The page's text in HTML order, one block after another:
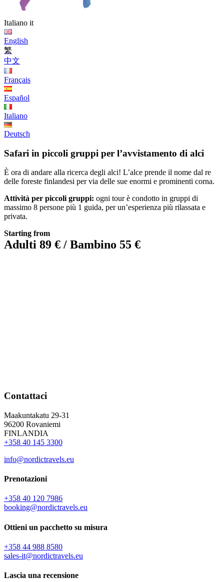
Italiano it
English
繁
中文
Français
Español
Italiano
Deutsch
Safari in piccoli gruppi per l’avvistamento di alci
È ora di andare alla ricerca degli alci! L’alce prende il nome dal re
delle foreste finlandesi per via delle sue enormi e prominenti corna.
Attività per piccoli gruppi: ogni tour è condotto in gruppi di
massimo 8 persone più 1 guida, per un’esperienza più rilassata e
privata.
Starting from
Adulti 89 € / Bambino 55 €
Contattaci
Maakuntakatu 29-31
96200 Rovaniemi
FINLANDIA
+358 40 145 3300
info@nordictravels.eu
Prenotazioni
+358 40 120 7986
booking@nordictravels.eu
Ottieni un pacchetto su misura
+358 44 988 8580
sales-it@nordictravels.eu
Lascia una recensione